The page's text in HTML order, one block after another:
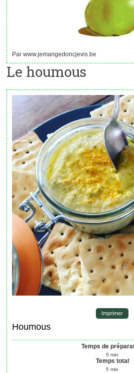
Par www.jemangedoncjevis.be
Le houmous
Imprimer
Houmous
Temps de
5 min
Temps total
5 min